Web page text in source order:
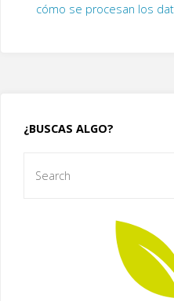
cómo se procesan los
¿BUSCAS ALGO?